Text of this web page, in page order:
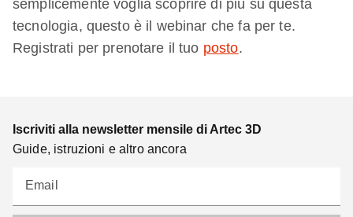
semplicemente voglia scoprire di più su questa
tecnologia, questo è il webinar che fa per te.
Registrati per prenotare il tuo posto.
Iscriviti alla newsletter mensile di Artec 3D
Guide, istruzioni e altro ancora
Email